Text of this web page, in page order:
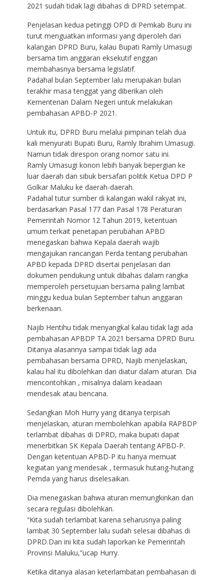
2021 sudah tidak lagi dibahas di DPRD setempat.
Penjelasan kedua petinggi OPD di Pemkab Buru ini
turut menguatkan informasi yang diperoleh dari
kalangan DPRD Buru, kalau Bupati Ramly Umasugi
bersama tim anggaran eksekutif enggan
membahasnya bersama legislatif.
Padahal bulan September lalu merupakan bulan
terakhir masa tenggat yang diberikan oleh
Kementerian Dalam Negeri untuk melakukan
pembahasan APBD-P 2021.
Untuk itu, DPRD Buru melalui pimpinan telah dua
kali menyurati Bupati Buru, Ramly Ibrahim Umasugi.
Namun tidak direspon orang nomor satu ini.
Ramly Umasugi konon lebih banyak bepergian ke
luar daerah dan sibuk bersafari politik Ketua DPD P
Golkar Maluku ke daerah-daerah.
Padahal tutur sumber di kalangan wakil rakyat ini,
berdasarkan Pasal 177 dan Pasal 178 Peraturan
Pemerintah Nomor 12 Tahun 2019, ketentuan
umum terkait penetapan perubahan APBD
menegaskan bahwa Kepala daerah wajib
mengajukan rancangan Perda tentang perubahan
APBD kepada DPRD disertai penjelasan dan
dokumen pendukung untuk dibahas dalam rangka
memperoleh persetujuan bersama paling lambat
minggu kedua bulan September tahun anggaran
berkenaan.
Najib Hentihu tidak menyangkal kalau tidak lagi ada
pembahasan APBDP TA 2021 bersama DPRD Buru.
Ditanya alasannya sampai tidak lagi ada
pembahasan bersama DPRD, Najib menjelaskan,
kalau hal itu dibolehkan dan diatur dalam aturan. Dia
mencontohkan , misalnya dalam keadaan
mendesak atau bencana.
Sedangkan Moh Hurry yang ditanya terpisah
menjelaskan, aturan membolehkan apabila RAPBDP
terlambat dibahas di DPRD, maka bupati dapat
menerbitkan SK Kepala Daerah tentang APBD-P.
Dengan ketentuan APBD-P itu hanya memuat
kegiatan yang mendesak , termasuk hutang-hutang
Pemda yang harus diselesaikan.
Dia menegaskan bahwa aturan memungkinkan dan
secara regulasi dibolehkan.
“Kita sudah terlambat karena seharusnya paling
lambat 30 September lalu sudah selesai dibahas di
DPRD.Dan ini kita sudah laporkan ke Pemerintah
Provinsi Maluku,”ucap Hurry.
Ketika ditanya alasan keterlambatan pembahasan di